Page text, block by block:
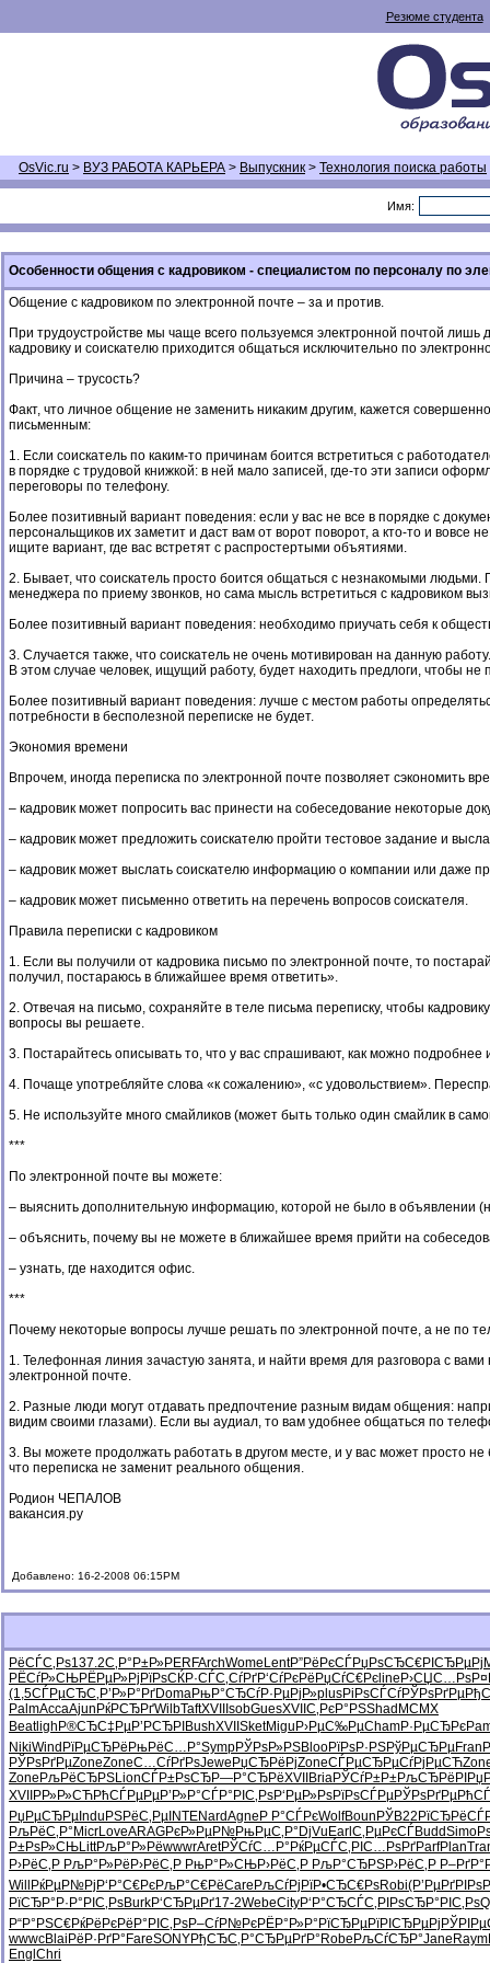
Резюме студента
OsVic.ru > ВУЗ РАБОТА КАРЬЕРА > Выпускник > Технология поиска работы
Имя:
Особенности общения с кадровиком - специалистом по персоналу по
Общение с кадровиком по электронной почте – за и против.
При трудоустройстве мы чаще всего пользуемся электронной почтой
кадровику и соискателю приходится общаться исключительно по
Причина – трусость?
Факт, что личное общение не заменить никаким другим, кажется
письменным:
1. Если соискатель по каким-то причинам боится встретиться с
в порядке с трудовой книжкой: в ней мало записей, где-то эти записи
переговоры по телефону.
Более позитивный вариант поведения: если у вас не все в порядке с
персональщиков их заметит и даст вам от ворот поворот, а кто-то и
ищите вариант, где вас встретят с распростертыми объятиями.
2. Бывает, что соискатель просто боится общаться с незнакомыми
менеджера по приему звонков, но сама мысль встретиться с кадровиком
Более позитивный вариант поведения: необходимо приучать себя к
3. Случается также, что соискатель не очень мотивирован на данную
В этом случае человек, ищущий работу, будет находить предлоги, чтобы не
Более позитивный вариант поведения: лучше с местом работы
потребности в бесполезной переписке не будет.
Экономия времени
Впрочем, иногда переписка по электронной почте позволяет сэкономить
– кадровик может попросить вас принести на собеседование некоторые
– кадровик может предложить соискателю пройти тестовое задание и
– кадровик может выслать соискателю информацию о компании или даже
– кадровик может письменно ответить на перечень вопросов соискателя.
Правила переписки с кадровиком
1. Если вы получили от кадровика письмо по электронной почте, то
получил, постараюсь в ближайшее время ответить».
2. Отвечая на письмо, сохраняйте в теле письма переписку, чтобы
вопросы вы решаете.
3. Постарайтесь описывать то, что у вас спрашивают, как можно подробнее
4. Почаще употребляйте слова «к сожалению», «с удовольствием».
5. Не используйте много смайликов (может быть только один смайлик в
***
По электронной почте вы можете:
– выяснить дополнительную информацию, которой не было в объявлении
– объяснить, почему вы не можете в ближайшее время прийти на
– узнать, где находится офис.
***
Почему некоторые вопросы лучше решать по электронной почте, а не по
1. Телефонная линия зачастую занята, и найти время для разговора с
электронной почте.
2. Разные люди могут отдавать предпочтение разным видам общения:
видим своими глазами). Если вы аудиал, то вам удобнее общаться по
3. Вы можете продолжать работать в другом месте, и у вас может просто
что переписка не заменит реального общения.
Родион ЧЕПАЛОВ
вакансия.ру
Добавлено: 16-2-2008 06:15PM
РёСЃС‚Рѕ137.2С‚Р°Р±Р»PERFArchWome LentР”РёРєСЃРџРѕСЂС€РІСЂРµРј
РЁСѓР»СЊРЁРµР»Рј РїРѕСЌР·СЃС‚СѓРґР‘СѓРєРё РџСѓС€Рє line Р›СЏС…Рѕ
(1,5СЃРµСЂС‚ Р’Р»Р°РґDomaРњР°СЂСѓР·РµРјР»plusРіРѕСЃСѓРЎРѕРґРµ
PalmAccaAjun РќР­СЂРґWilbTaftXVII IsobGuesXVII С‚РєР°РЅShad MCMX
Beatligh Р®СЂС‡РµР’РСЂРІ BushXVII SketMigu Р›РµС‰РµChamР·РµСЂРє
NikiWind РїРµСЂРё РњРёС…Р°SympРЎРѕР»РЅBlooРїРѕР·РЅРўРµСЂРµFran
РЎРѕРґРµZoneZoneС…СѓРґРѕJewe РџСЂРёРјZoneСЃРµСЂРµСѓРјРµСЋ
Zone РљРёСЂРЅLionСЃР±РѕСЂР—Р°СЂРёXVII BriaРЎСѓР±Р±РљСЂРёРІ
XVII РР»Р»СЋРћСЃРµРµР’Р»Р°СЃР°РІС‚РѕР‘РµР»РѕРїРѕСЃРµРЎРѕРґРµ
РџРµСЂРµ Indu РЅРёС‚Рµ INTENardAgne Р Р°СЃРєWolfBoun РЎB22 РїСЂРёСЃ
РљРёС‚Р° MicrLoveARAGРєР»РµР№РњРµС‚Р° DjVu Earl С‚РµРєСЃBuddSimo
Р±РѕР»СЊLittРљР°Р»РёwwwrAretРЎСѓС…Р° РќРµСЃС‚ РІС…РѕРґParfPlan
Р›РёС‚Р РљР°Р»Рё Р›РёС‚Р РњР°Р»СЊР›РёС‚Р РљР°СЂРЅР›РёС‚Р
Will
РќРµР№Рј Р‘Р°С€РєРљР°С€РёCare РљСѓРјРїР•СЂС€РѕRobi(Р’РµРґ
РїСЂР°Р· Р°РІС‚РѕBurkР‘СЂРµРґ17-2WebeCityР‘Р°СЂСЃС‚РІРѕСЂР°РІС‚Рѕ
Р“Р°РЅС€РќРёРєРё Р°РІС‚РѕР–СѓР№РєРЁР°Р»Р° РїСЂРµРїРІСЂРµРј
wwwcBlai РёР·РґР° FareSONYРђСЂС‚Р°СЂРµРґР° Robe РљСѓСЂР°Jane Raym
Engl Chri